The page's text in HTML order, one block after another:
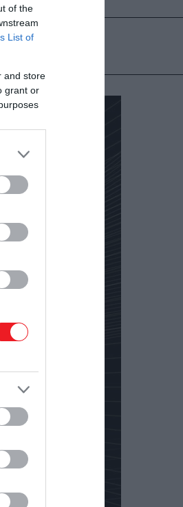
of the
List of
and store
grant or